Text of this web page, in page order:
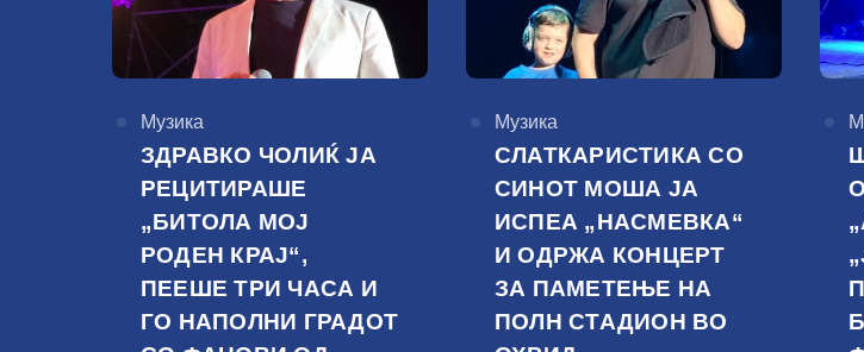
КАтегорија
Музика
ЗДРАВКО ЧОЛИЌ ЈА
РЕЦИТИРАШЕ
„БИТОЛА МОЈ
РОДЕН КРАЈ“,
ПЕЕШЕ ТРИ ЧАСА И
ГО НАПОЛНИ ГРАДОТ
КАтегорија
Музика
СЛАТКАРИСТИКА СО
СИНОТ МОША ЈА
ИСПЕА „НАСМЕВКА“
И ОДРЖА КОНЦЕРТ
ЗА ПАМЕТЕЊЕ НА
ПОЛН СТАДИОН ВО